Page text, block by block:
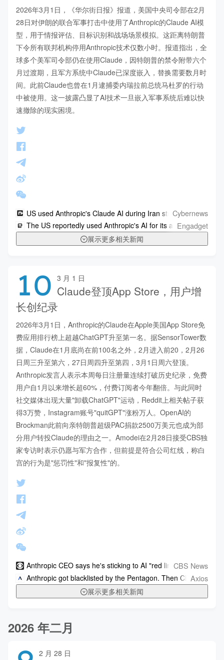
2026年3月1日，《华尔街日报》报道，美国中央司令部在2月
28日对伊朗的联合军事打击中使用了Anthropic的Claude AI模
型，用于情报评估、目标识别和战场场景模拟。这距离特朗普
下令所有联邦机构停用Anthropic技术仅数小时。报道指出，全
球多个美军司令部仍在使用Claude，因特朗普的禁令附带六个
月过渡期，且军方系统中Claude已深度嵌入，替换需要数月时
间。此前Claude也曾在1月逮捕委内瑞拉前总统马杜罗的行动
中被使用。这一披露凸显了AI技术一旦嵌入军事系统后难以快
速撤除的现实困境。
US used Anthropic's Claude AI during Iran strikes despite
Cybernews
The US reportedly used Anthropic's AI for its attack on Iran,
Engadget
展示更多相关新闻
10 3 月 1 日
Claude登顶App Store，用户增
长创纪录
2026年3月1日，Anthropic的Claude在Apple美国App Store免
费应用排行榜上超越ChatGPT升至第一名。据SensorTower数
据，Claude在1月底尚在前100名之外，2月进入前20，2月26
日周三升至第六，27日周四升至第四，3月1日周六登顶。
Anthropic发言人表示本周每日注册量连续打破历史纪录，免费
用户自1月以来增长超60%，付费订阅者今年翻倍。与此同时
社交媒体出现大量"卸载ChatGPT"运动，Reddit上相关帖子获
得3万赞，Instagram账号"quitGPT"涨粉万人。OpenAI的
Brockman此前向亲特朗普超级PAC捐款2500万美元也成为部
分用户转投Claude的理由之一。Amodei在2月28日接受CBS独
家专访时表示仍愿与军方合作，但前提是符合公司红线，称白
宫的行为是"惩罚性"和"报复性"的。
Anthropic CEO says he's sticking to AI "red lines" despite
CBS News
Anthropic got blacklisted by the Pentagon. Then Claude hit
Axios
展示更多相关新闻
2026 年二月
2 月 28 日